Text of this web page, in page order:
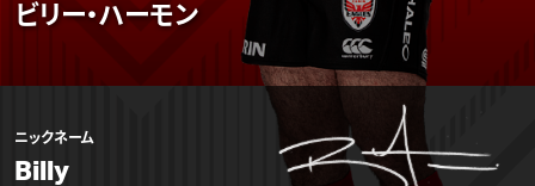
ビリー・ハーモン
ニックネーム
Billy